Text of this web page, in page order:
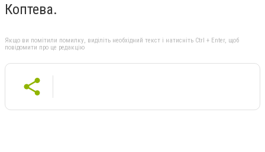
Коптева.
Якщо ви помітили помилку, виділіть необхідний текст і натисніть Ctrl + Enter, щоб
повідомити про це редакцію